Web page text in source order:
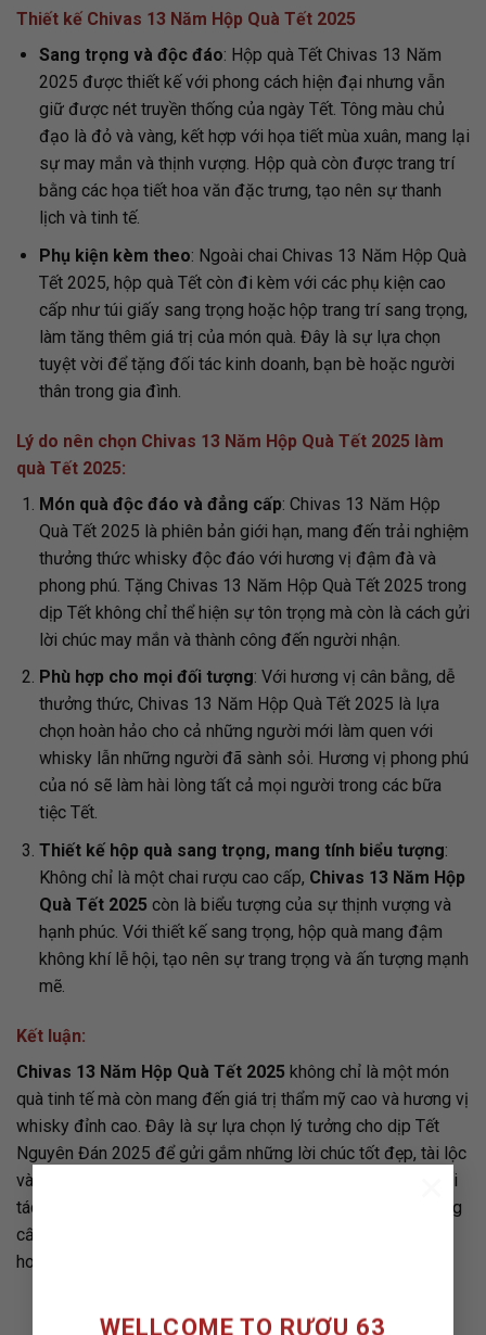
WELLCOME TO RƯỢU 63
Thiết kế Chivas 13 Năm Hộp Quà Tết 2025
Sang trọng và độc đáo: Hộp quà Tết Chivas 13 Năm
2025 được thiết kế với phong cách hiện đại nhưng vẫn
giữ được nét truyền thống của ngày Tết. Tông màu chủ
đạo là đỏ và vàng, kết hợp với họa tiết mùa xuân, mang lại
sự may mắn và thịnh vượng. Hộp quà còn được trang trí
bằng các họa tiết hoa văn đặc trưng, tạo nên sự thanh
lịch và tinh tế.
Phụ kiện kèm theo: Ngoài chai Chivas 13 Năm Hộp Quà
Tết 2025, hộp quà Tết còn đi kèm với các phụ kiện cao
cấp như túi giấy sang trọng hoặc hộp trang trí sang trọng,
làm tăng thêm giá trị của món quà. Đây là sự lựa chọn
tuyệt vời để tặng đối tác kinh doanh, bạn bè hoặc người
thân trong gia đình.
Lý do nên chọn Chivas 13 Năm Hộp Quà Tết 2025 làm
quà Tết 2025:
Món quà độc đáo và đẳng cấp: Chivas 13 Năm Hộp
Quà Tết 2025 là phiên bản giới hạn, mang đến trải nghiệm
thưởng thức whisky độc đáo với hương vị đậm đà và
phong phú. Tặng Chivas 13 Năm Hộp Quà Tết 2025 trong
dịp Tết không chỉ thể hiện sự tôn trọng mà còn là cách gửi
lời chúc may mắn và thành công đến người nhận.
Phù hợp cho mọi đối tượng: Với hương vị cân bằng, dễ
thưởng thức, Chivas 13 Năm Hộp Quà Tết 2025 là lựa
chọn hoàn hảo cho cả những người mới làm quen với
whisky lẫn những người đã sành sỏi. Hương vị phong phú
của nó sẽ làm hài lòng tất cả mọi người trong các bữa
tiệc Tết.
Thiết kế hộp quà sang trọng, mang tính biểu tượng:
Không chỉ là một chai rượu cao cấp, Chivas 13 Năm Hộp
Quà Tết 2025 còn là biểu tượng của sự thịnh vượng và
hạnh phúc. Với thiết kế sang trọng, hộp quà mang đậm
không khí lễ hội, tạo nên sự trang trọng và ấn tượng mạnh
mẽ.
Kết luận:
Chivas 13 Năm Hộp Quà Tết 2025 không chỉ là một món
quà tinh tế mà còn mang đến giá trị thẩm mỹ cao và hương vị
whisky đỉnh cao. Đây là sự lựa chọn lý tưởng cho dịp Tết
Nguyên Đán 2025 để gửi gắm những lời chúc tốt đẹp, tài lộc
và thịnh vượng đến những người thân yêu, bạn bè, hoặc đối
tác kinh doanh. Với thiết kế hộp quà bắt mắt, chai rượu đẳng
cấp và hương vị đặc biệt, Chivas 13 Năm sẽ là món quà
hoàn hảo để khởi đầu năm mới đầy may mắn và niềm vui.